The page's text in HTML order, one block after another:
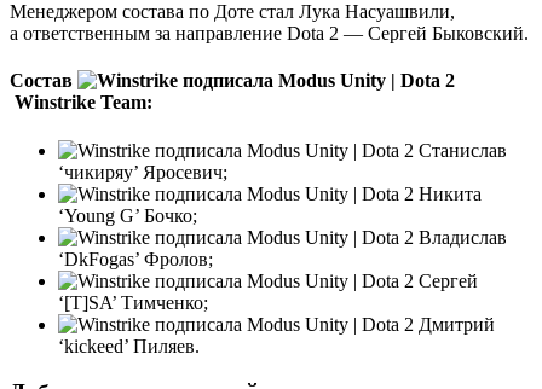
Менеджером состава по Доте стал Лука Насуашвили,
а ответственным за направление Dota 2 — Сергей Быковский.
Состав
Winstrike Team:
Станислав
‘чикиряу’ Яросевич;
Никита
‘Young G’ Бочко;
Владислав
‘DkFogas’ Фролов;
Сергей
‘[T]SA’ Тимченко;
Дмитрий
‘kickeed’ Пиляев.